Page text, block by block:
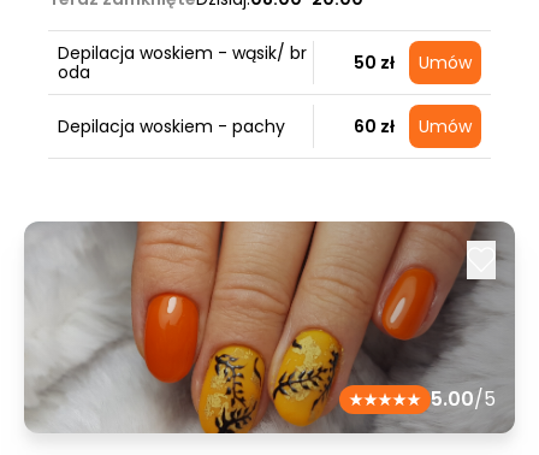
Depilacja woskiem - wąsik/ br
oda
50 zł Umów
Depilacja woskiem - pachy 60 zł Umów
5.00/5